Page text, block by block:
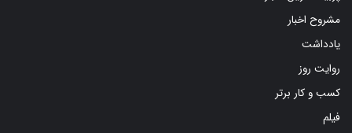
یادداشت
روایت روز
کسب و کار برتر
فیلم
بازار